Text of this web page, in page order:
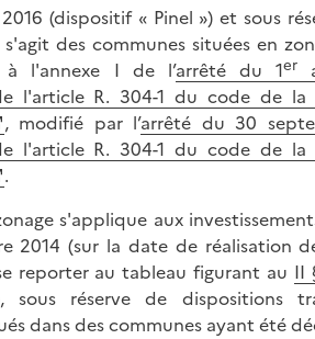
(dispositif « Pinel ») et sous
des communes situées en
à l'annexe I de l’arrêté du 1er
l'article R. 304-1 du code de
, modifié par l’arrêté du 30
l'article R. 304-1 du code de
.
s'applique aux
2014 (sur la date de réalisation
reporter au tableau figurant au II
sous réserve de dispositions
dans des communes ayant été